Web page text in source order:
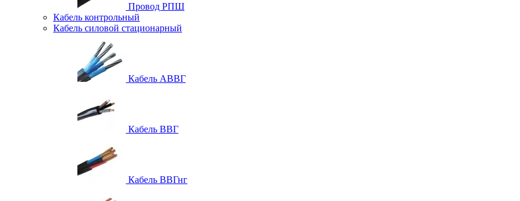
Провод РПШ
Кабель контрольный
Кабель силовой стационарный
Кабель АВВГ
Кабель ВВГ
Кабель ВВГнг